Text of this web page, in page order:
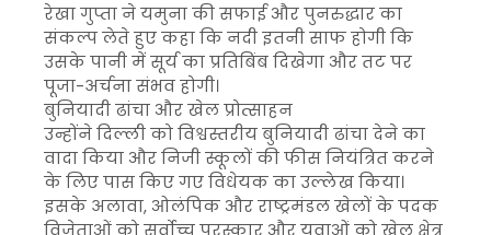
रेखा गुप्ता ने यमुना की सफाई और पुनरुद्धार का
संकल्प लेते हुए कहा कि नदी इतनी साफ होगी कि
उसके पानी में सूर्य का प्रतिबिंब दिखेगा और तट पर
पूजा-अर्चना संभव होगी।
बुनियादी ढांचा और खेल प्रोत्साहन
उन्होंने दिल्ली को विश्वस्तरीय बुनियादी ढांचा देने का
वादा किया और निजी स्कूलों की फीस नियंत्रित करने
के लिए पास किए गए विधेयक का उल्लेख किया।
इसके अलावा, ओलंपिक और राष्ट्रमंडल खेलों के पदक
विजेताओं को सर्वोच्च पुरस्कार और युवाओं को खेल क्षेत्र